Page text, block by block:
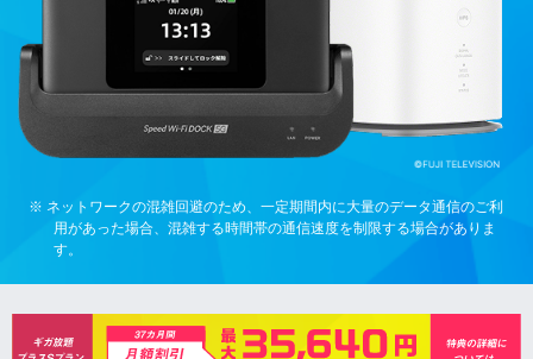
※ ネットワークの混雑回避のため、一定期間内に大量のデータ通信のご利
用があった場合、混雑する時間帯の通信速度を制限する場合がありま
す。